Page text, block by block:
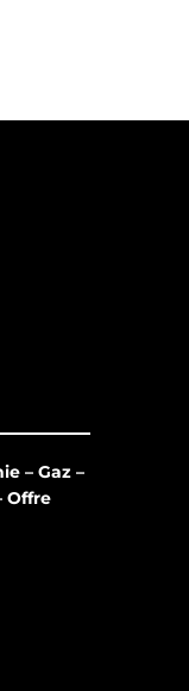
– Gaz –
Offre